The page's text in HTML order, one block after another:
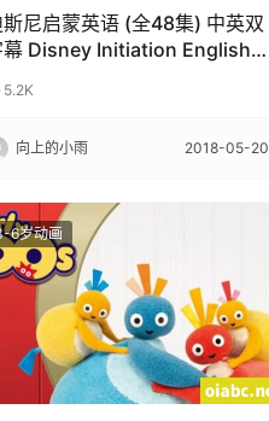
6岁动画
尼启蒙英语 (全48集) 中英双
幕 Disney Initiation English
5.2K
向上的小雨 2018-05-20
6岁动画